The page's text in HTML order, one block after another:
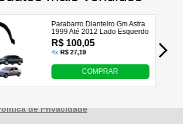
dados para analisar e personalizar nossa
a sua navegação e em serviços de
Ao navegar pela loja virtual, você nos
tais informações através do cookies e
de Privacidade